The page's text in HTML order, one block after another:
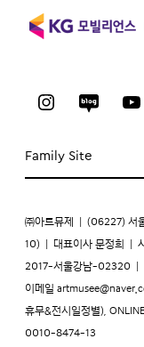
Family Site
㈜아트뮤제 (06227) 서
10) 대표이사 문정희
2017-서울강남-02320
이메일
휴무&전시일정별),
0010-8474-13